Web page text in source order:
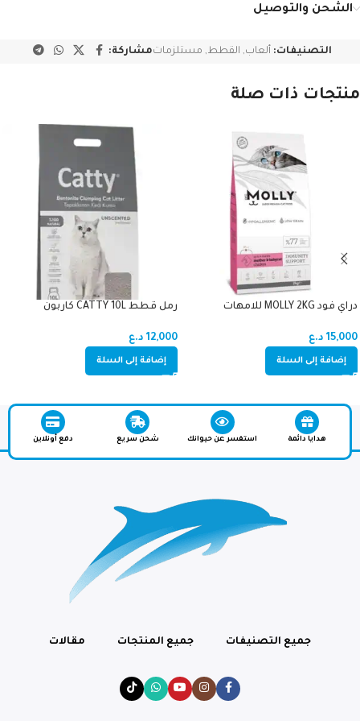
الشحن والتوصيل
التصنيفات: ألعاب, القطط, مستلزماتمشاركة:
منتجات ذات صلة
دراي فود MOLLY 2KG للامهات
15,000 د.ع
إضافة إلى السلة
رمل قطط CATTY 10L كاربون
12,000 د.ع
إضافة إلى السلة
هدايا دائمة استفسر عن حيوانك شحن سريع دفع أونلاين
جميع التصنيفات جميع المنتجات مقالات